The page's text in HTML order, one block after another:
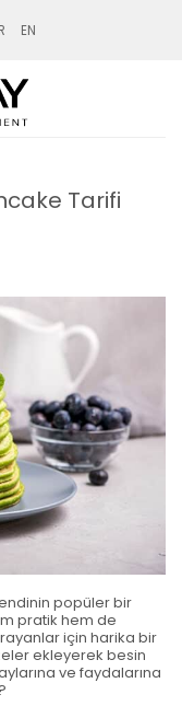
EN
Tarifi
popüler bir
pratik hem de
için harika bir
ekleyerek besin
ve faydalarına